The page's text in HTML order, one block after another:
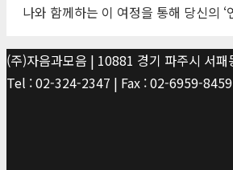
나와 함께하는 이 여정을 통해 당신의
(주)자음과모음 | 10881 경기 파주시 서
Tel : 02-324-2347 | Fax : 02-6959-